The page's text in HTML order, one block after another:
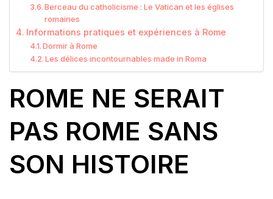
Berceau du catholicisme : Le Vatican et les églises
romaines
Informations pratiques et expériences à Rome
Dormir à Rome
Les délices incontournables made in Roma
ROME NE SERAIT
PAS ROME SANS
SON HISTOIRE